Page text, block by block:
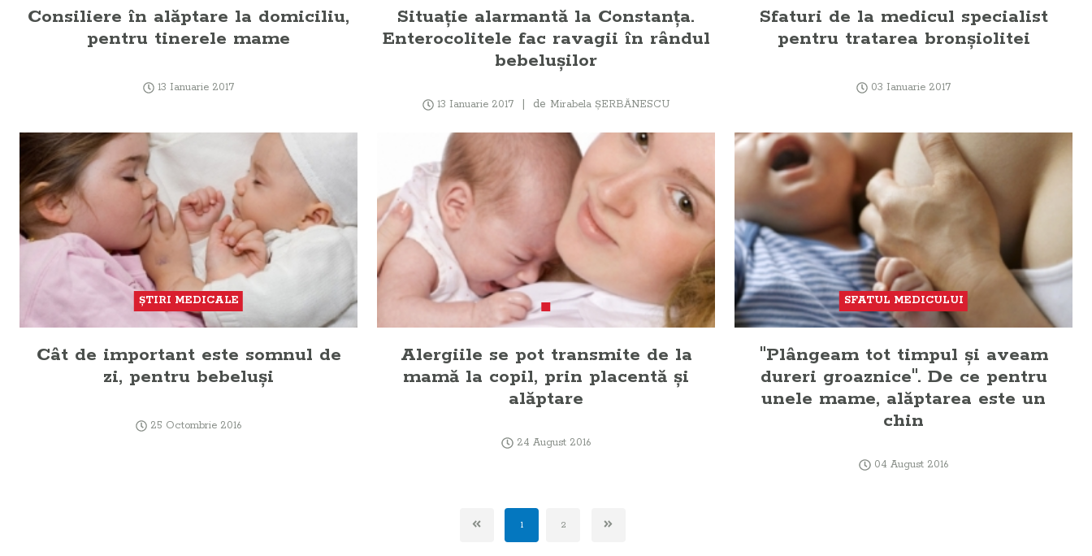
Consiliere în alăptare la domiciliu,
pentru tinerele mame
13 Ianuarie 2017
Situaţie alarmantă la Constanţa.
Enterocolitele fac ravagii în rândul
bebeluşilor
13 Ianuarie 2017 de Mirabela ŞERBĂNESCU
Sfaturi de la medicul specialist
pentru tratarea bronşiolitei
03 Ianuarie 2017
ŞTIRI MEDICALE
Cât de important este somnul de
zi, pentru bebeluşi
25 Octombrie 2016
Alergiile se pot transmite de la
mamă la copil, prin placentă şi
alăptare
24 August 2016
SFATUL MEDICULUI
"Plângeam tot timpul şi aveam
dureri groaznice". De ce pentru
unele mame, alăptarea este un
chin
04 August 2016
1 2